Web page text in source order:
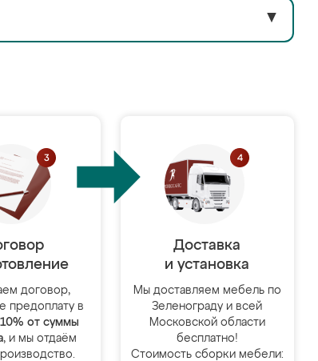
▼
договор,
предоплату в
10% от суммы
, и мы отдаём
Доставка
и установка
Мы доставляем мебель по
Зеленограду и всей
Московской области
бесплатно!
Стоимость сборки мебели: